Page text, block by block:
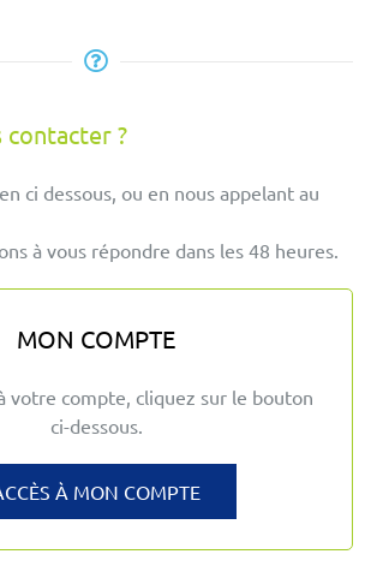
contacter ?
ci dessous, ou en nous appelant au
à vous répondre dans les 48 heures.
MON COMPTE
votre compte, cliquez sur le bouton
ci-dessous.
À MON COMPTE